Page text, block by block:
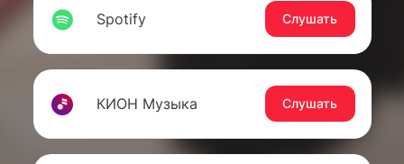
Spotify Слушать
КИОН Музыка Слушать